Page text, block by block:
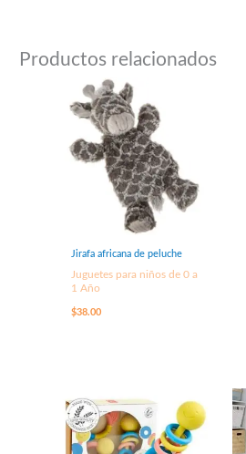
Productos relacionados
Jirafa africana de peluche
Juguetes para niños de 0 a
1 Año
$38.00